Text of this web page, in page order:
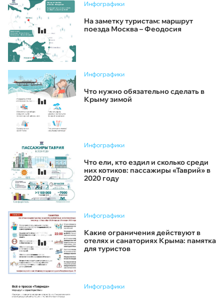
Инфографики
На заметку туристам: маршрут
поезда Москва – Феодосия
Инфографики
Что нужно обязательно сделать в
Крыму зимой
Инфографики
Что ели, кто ездил и сколько среди
них котиков: пассажиры «Таврий» в
2020 году
Инфографики
Какие ограничения действуют в
отелях и санаториях Крыма: памятка
для туристов
Инфографики